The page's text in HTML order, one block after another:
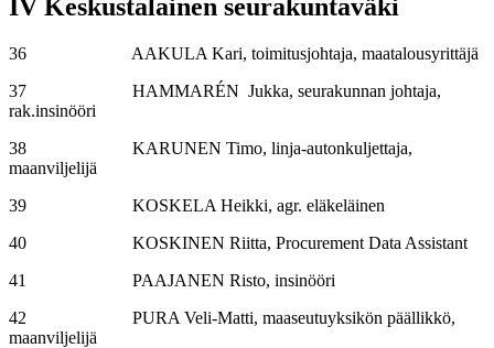
IV Keskustalainen seurakuntaväki
36 AAKULA Kari, toimitusjohtaja, maatalousyrittäjä
37 HAMMARÉN Jukka, seurakunnan johtaja,
rak.insinööri
38 KARUNEN Timo, linja-autonkuljettaja,
maanviljelijä
39 KOSKELA Heikki, agr. eläkeläinen
40 KOSKINEN Riitta, Procurement Data Assistant
41 PAAJANEN Risto, insinööri
42 PURA Veli-Matti, maaseutuyksikön päällikkö,
maanviljelijä